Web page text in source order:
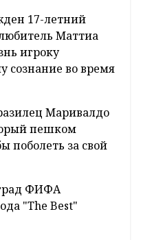
17-летний
Маттиа
игроку
сознание во время
Маривалдо
пешком
поболеть за свой
ФИФА
"The Best"